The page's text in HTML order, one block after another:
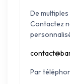
De
Contactez
Par